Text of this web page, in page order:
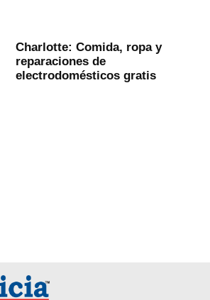
Charlotte: Comida, ropa y
reparaciones de
electrodomésticos gratis